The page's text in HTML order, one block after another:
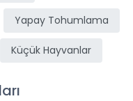
Yapay Tohumlama
Küçük Hayvanlar